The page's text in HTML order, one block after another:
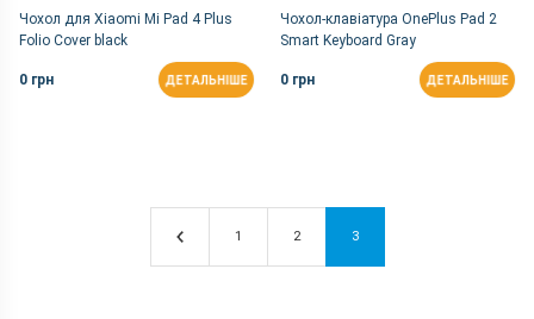
Чохол для Xiaomi Mi Pad 4 Plus
Folio Cover black
0 грн ДЕТАЛЬНІШЕ
Чохол-клавіатура OnePlus Pad 2
Smart Keyboard Gray
0 грн ДЕТАЛЬНІШЕ
1 2 3